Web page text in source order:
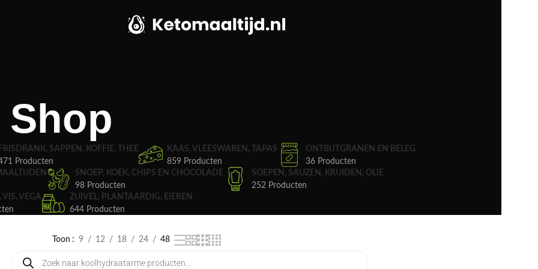
Shop
FRISDRANK, SAPPEN, KOFFIE, THEE
Producten
KAAS, VLEESWAREN, TAPAS
859 Producten
ONTBIJTGRANEN EN BELEG
36 Producten
SNOEP, KOEK, CHIPS EN CHOCOLADE
98 Producten
SOEPEN, SAUZEN, KRUIDEN, OLIE
252 Producten
VIS, VEGA
ZUIVEL, PLANTAARDIG, EIEREN
644 Producten
Toon 9 12 18 24 48